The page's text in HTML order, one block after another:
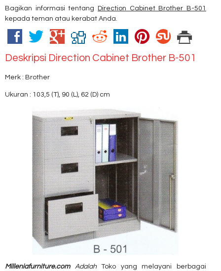
Bagikan informasi tentang
Direction Cabinet Brother B-501
kepada teman atau kerabat Anda.
Deskripsi Direction Cabinet Brother B-501
Merk : Brother
Ukuran : 103,5 (T), 90 (L), 62 (D) cm
Milleniafurniture.com AdalahToko yang melayani berbagai